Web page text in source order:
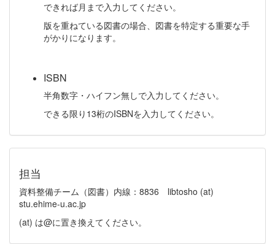
できれば月まで入力してください。
版を重ねている図書の場合、図書を特定する重要な手
がかりになります。
ISBN
半角数字・ハイフン無しで入力してください。
できる限り13桁のISBNを入力してください。
担当
資料整備チーム（図書）内線：8836 libtosho (at)
stu.ehime-u.ac.jp
(at) は@に置き換えてください。